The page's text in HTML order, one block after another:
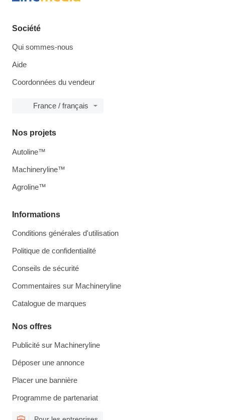
Société
Qui sommes-nous
Aide
Coordonnées du vendeur
France / français
Informations
Conditions générales d'utilisation
Politique de confidentialité
Conseils de sécurité
Commentaires sur Machineryline
Catalogue de marques
Nos offres
Publicité sur Machineryline
Déposer une annonce
Placer une bannière
Programme de partenariat
Nos projets
Autoline™
Machineryline™
Agroline™